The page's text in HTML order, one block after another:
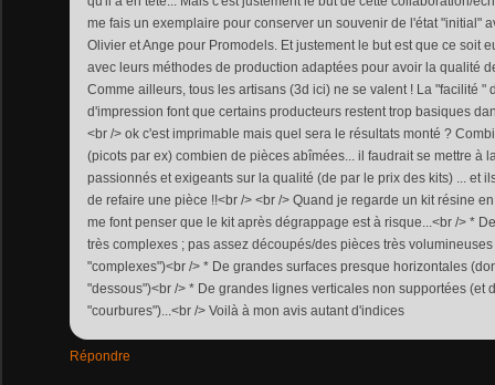
me fais un exemplaire pour conserver un souvenir de l'état "initial"
Olivier et Ange pour Promodels. Et justement le but est que ce soit
avec leurs méthodes de production adaptées pour avoir la qualité
Comme ailleurs, tous les artisans (3d ici) ne se valent ! La "facilité "
d'impression font que certains producteurs restent trop basiques
<br /> ok c'est imprimable mais quel sera le résultats monté ?
(picots par ex) combien de pièces abîmées... il faudrait se mettre à
passionnés et exigeants sur la qualité (de par le prix des kits) ... et
de refaire une pièce !!<br /> <br /> Quand je regarde un kit résine
me font penser que le kit après dégrappage est à risque...<br /> *
très complexes ; pas assez découpés/des pièces très
"complexes")<br /> * De grandes surfaces presque horizontales
"dessous")<br /> * De grandes lignes verticales non supportées (et
"courbures")...<br /> Voilà à mon avis autant d'indices
Répondre